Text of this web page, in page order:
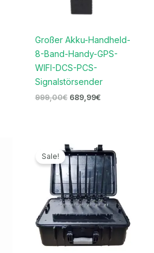
Großer Akku-Handheld-
8-Band-Handy-GPS-
WIFI-DCS-PCS-
Signalstörsender
999,00€ 689,99€
Sale!
Preis
war:
4.699,00€
Preis
ist: